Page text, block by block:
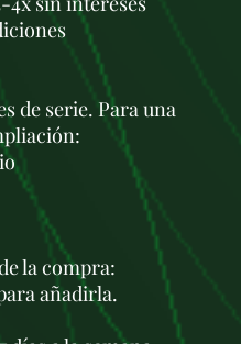
de serie. Para una
la compra:
añadirla.